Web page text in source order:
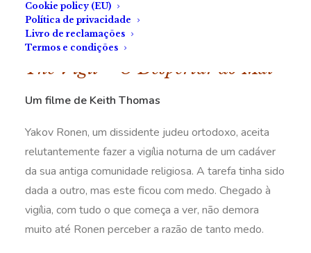
Cookie policy (EU)
Política de privacidade
Livro de reclamações
Termos e condições
The Vigil – O Despertar do Mal
Um filme de Keith Thomas
Yakov Ronen, um dissidente judeu ortodoxo, aceita
relutantemente fazer a vigília noturna de um cadáver
da sua antiga comunidade religiosa. A tarefa tinha sido
dada a outro, mas este ficou com medo. Chegado à
vigília, com tudo o que começa a ver, não demora
muito até Ronen perceber a razão de tanto medo.